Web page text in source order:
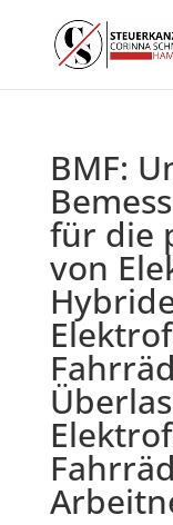
BMF:
für die
von